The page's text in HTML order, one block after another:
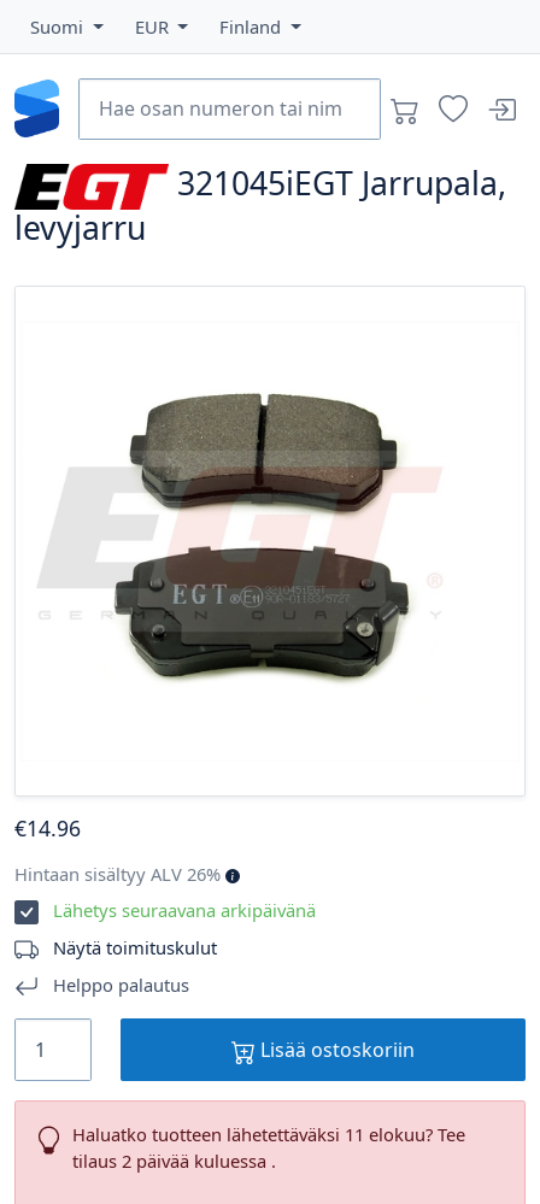
Suomi EUR Finland
321045iEGT Jarrupala,
levyjarru
€14.96
Hintaan sisältyy ALV 26%
Lähetys seuraavana arkipäivänä
Näytä toimituskulut
Helppo palautus
Lisää ostoskoriin
Haluatko tuotteen lähetettäväksi 11 elokuu? Tee
tilaus 2 päivää kuluessa .